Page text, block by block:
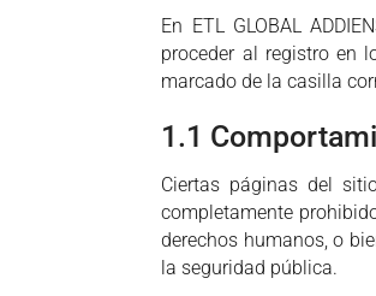
En ETL GLOBAL
proceder al registro en
marcado de la casilla
1.1
Ciertas páginas del
completamente
derechos humanos, o
la seguridad pública.